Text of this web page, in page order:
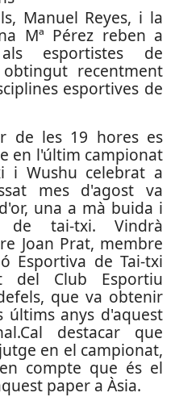
Manuel Reyes, i la
Mª Pérez reben a
esportistes de
recentment
esportives de
de les 19 hores es
en l'últim campionat
i Wushu celebrat a
mes d'agost va
una a mà buida i
tai-txi. Vindrà
Joan Prat, membre
Esportiva de Tai-txi
del Club Esportiu
que va obtenir
últims anys d'aquest
destacar que
en el campionat,
compte que és el
paper a Àsia.